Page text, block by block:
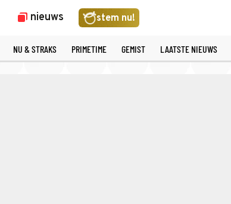
nieuws stem nu!
NU & STRAKS PRIMETIME GEMIST LAATSTE NIEUWS